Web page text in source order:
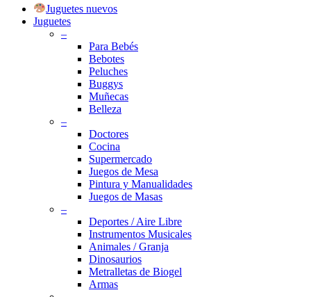
Juguetes nuevos
Juguetes
–
Para Bebés
Bebotes
Peluches
Buggys
Muñecas
Belleza
–
Doctores
Cocina
Supermercado
Juegos de Mesa
Pintura y Manualidades
Juegos de Masas
–
Deportes / Aire Libre
Instrumentos Musicales
Animales / Granja
Dinosaurios
Metralletas de Biogel
Armas